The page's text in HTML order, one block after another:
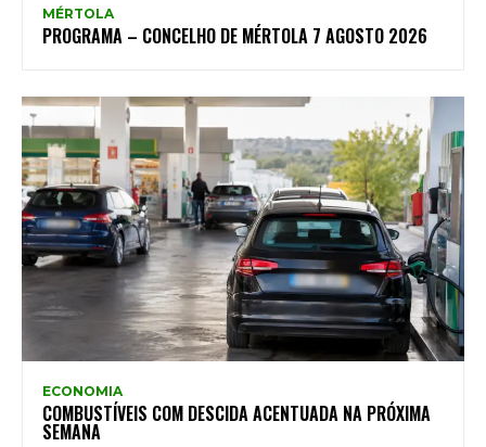
MÉRTOLA
PROGRAMA – CONCELHO DE MÉRTOLA 7 AGOSTO 2026
ECONOMIA
COMBUSTÍVEIS COM DESCIDA ACENTUADA NA PRÓXIMA
SEMANA